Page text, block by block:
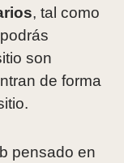
, tal como
son
de forma